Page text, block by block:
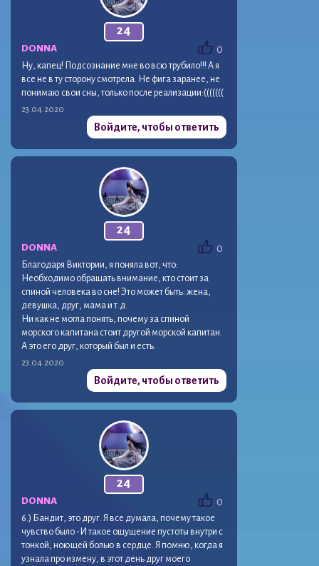
24
0
DONNA
Ну, капец! Подсознание мне во всю трубило!!! А я
все не в ту сторону смотрела. Не фига заранее, не
понимаю свои сны, только после реализации:(((((((
23.04.2020
Войдите, чтобы ответить
24
0
DONNA
Благодаря Виктории, я поняла вот, что:
Необходимо обращать внимание, кто стоит за
спиной человека во сне! Это может быть: жена,
девушка, друг, мама и т.д.
Ни как не могла понять, почему за спиной
морского капитана стоит другой морской капитан.
А это его друг, который был и есть.
23.04.2020
Войдите, чтобы ответить
24
0
DONNA
6.) Бандит, это друг. Я все думала, почему такое
чувство было -И такое ощущение пустоты внутри с
тонкой, ноющей болью в сердце. Я помню, когда я
узнала про измену, в этот день друг моего